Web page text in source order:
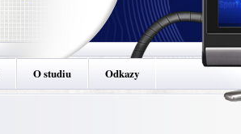
O studiu Odkazy